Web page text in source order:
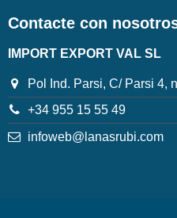
Contacte con
IMPORT EXPORT VAL SL
Pol Ind. Parsi, C/ Parsi 4,
+34 955 15 55 49
infoweb@lanasrubi.com